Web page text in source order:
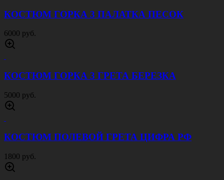
КОСТЮМ ОФИЦЕРСКИЙ МОГИЛЕВ
ЗЕЛЕНЫЙ КМФ
2300 руб.
КОСТЮМ ОФИЦЕРСКИЙ РИП СТОП СЕРЫЙ
КМФ
2300 руб.
КОСТЮМ ОХРАННИК ЧЕРНЫЙ